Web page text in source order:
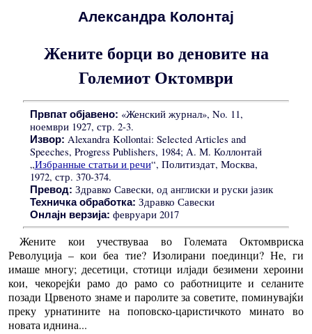
Александра Колонтај
Жените борци во деновите на
Големиот Октомври
Првпат објавено: «Женский журнал», No. 11,
ноември 1927, стр. 2-3.
Извор: Alexandra Kollontai: Selected Articles and
Speeches, Progress Publishers, 1984; А. М. Коллонтай
„Избранные статьи и речи“, Политиздат, Москва,
1972, стр. 370-374.
Превод: Здравко Савески, од англиски и руски јазик
Техничка обработка: Здравко Савески
Онлајн верзија: февруари 2017
Жените кои учествуваа во Големата Октомвриска
Револуција – кои беа тие? Изолирани поединци? Не, ги
имаше многу; десетици, стотици илјади безимени хероини
кои, чекорејќи рамо до рамо со работниците и селаните
позади Црвеното знаме и паролите за советите, поминувајќи
преку урнатините на поповско-царистичкото минато во
новата иднина...